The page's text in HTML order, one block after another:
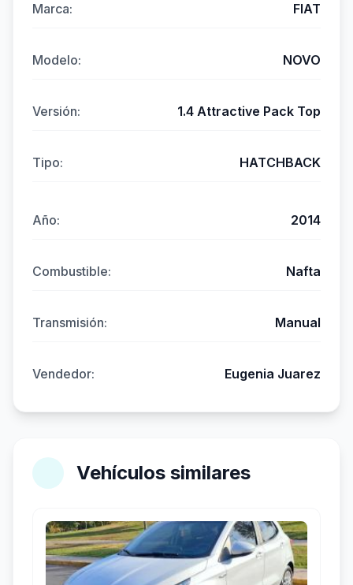
Marca: FIAT
Modelo: NOVO
Versión: 1.4 Attractive Pack Top
Tipo: HATCHBACK
Año: 2014
Combustible: Nafta
Transmisión: Manual
Vendedor: Eugenia Juarez
Vehículos similares